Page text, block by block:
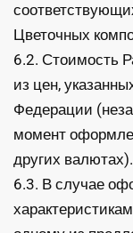
Цветочных
6.2. Стоимость
из цен,
Федерации
момент
других валютах).
6.3. В случае